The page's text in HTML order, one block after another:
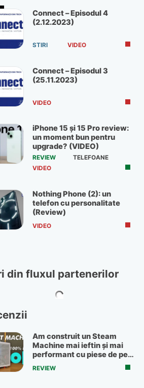
Connect – Episodul 4
(2.12.2023)
STIRI VIDEO
Connect – Episodul 3
(25.11.2023)
VIDEO
iPhone 15 și 15 Pro review:
un moment bun pentru
upgrade? (VIDEO)
REVIEW
TELEFOANE
VIDEO
Nothing Phone (2): un
telefon cu personalitate
(Review)
VIDEO
din fluxul partenerilor
Am construit un Steam
Machine mai ieftin și mai
performant cu piese de pe
OLX
REVIEW